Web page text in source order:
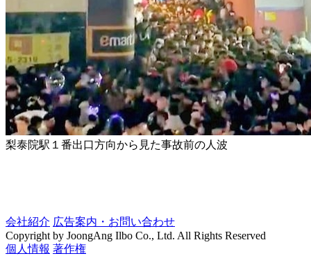
梨泰院駅１番出口方向から見た事故前の人波
会社紹介 広告案内・お問い合わせ
Copyright by JoongAng Ilbo Co., Ltd. All Rights Reserved
個人情報 著作権